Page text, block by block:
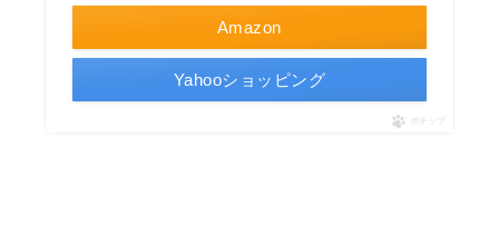
Amazon
Yahooショッピング
ポチップ